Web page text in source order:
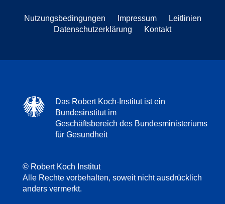
Nutzungsbedingungen Impressum
Leitlinien
Datenschutzerklärung
Kontakt
Das Robert Koch-Institut ist ein
Bundesinstitut im
Geschäftsbereich des Bundesministeriums
für Gesundheit
© Robert Koch Institut
Alle Rechte vorbehalten, soweit nicht ausdrücklich
anders vermerkt.